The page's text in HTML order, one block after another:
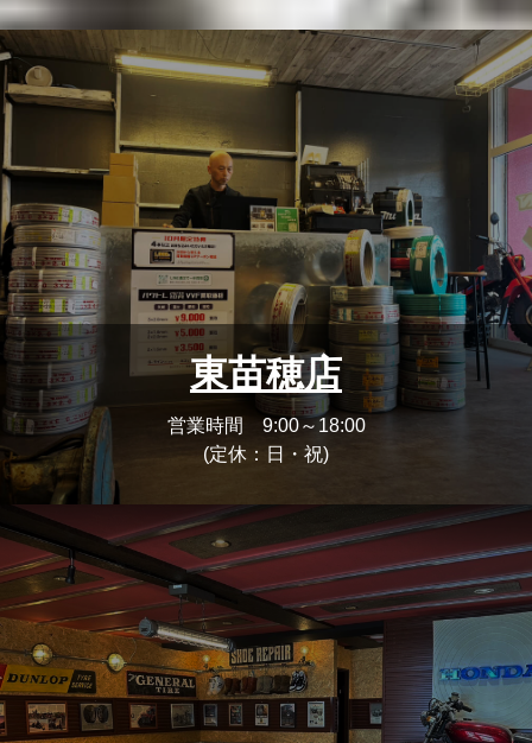
東苗穂店
営業時間 9:00～18:00
(定休：日・祝)